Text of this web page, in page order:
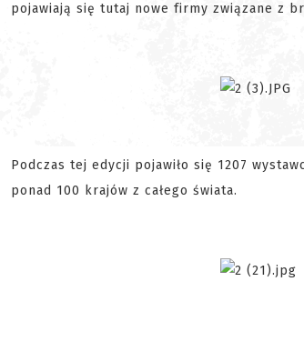
pojawiają się tutaj nowe firmy związane z
Podczas tej edycji pojawiło się 1207
ponad 100 krajów z całego świata.